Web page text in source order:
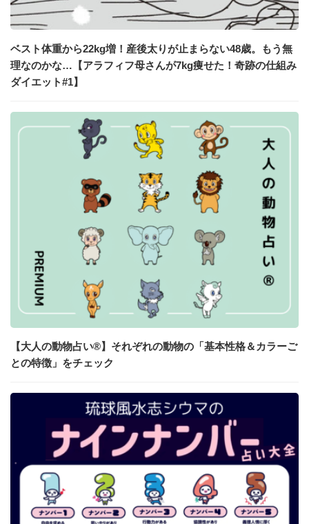
ベスト体重から22kg増！産後太りが止まらない48歳。もう無
理なのかな…【アラフィフ母さんが7kg痩せた！奇跡の仕組み
ダイエット#1】
【大人の動物占い®】それぞれの動物の「基本性格＆カラーご
との特徴」をチェック